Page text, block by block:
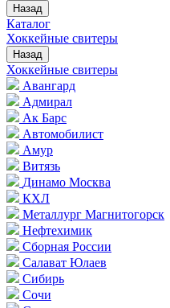
Назад
Каталог
Хоккейные свитеры
Назад
Хоккейные свитеры
Авангард
Адмирал
Ак Барс
Автомобилист
Амур
Витязь
Динамо Москва
КХЛ
Металлург Магнитогорск
Нефтехимик
Сборная России
Салават Юлаев
Сибирь
Сочи